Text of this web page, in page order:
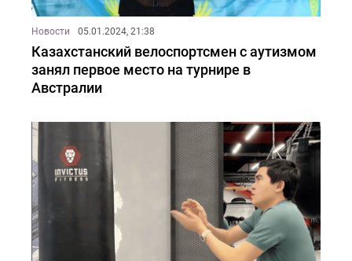
Новости 05.01.2024, 21:38
Казахстанский велоспортсмен с аутизмом
занял первое место на турнире в
Австралии